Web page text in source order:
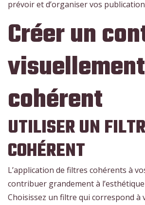
prévoir et d’organiser vos
Créer un
visuellement
cohérent
UTILISER UN
COHÉRENT
L’application de filtres cohérents à
contribuer grandement à
Choisissez un filtre qui correspond à